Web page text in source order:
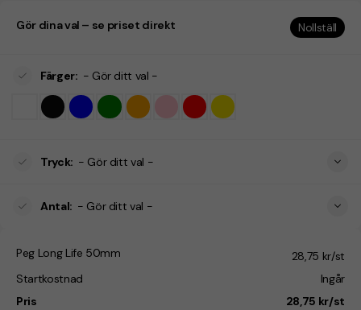
Gör dina val – se priset direkt Nollställ
Färger: - Gör ditt val -
Tryck: - Gör ditt val -
Antal: - Gör ditt val -
Peg Long Life 50mm
28,75 kr/st
Startkostnad
Ingår
Pris
28,75 kr/st